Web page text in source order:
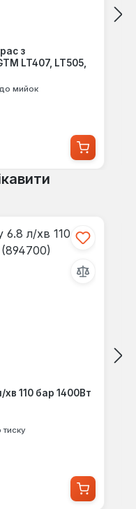
з
LT407, LT505,
мийок
110 бар 1400Вт
тиску